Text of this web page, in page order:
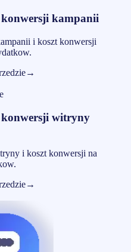
kampanii
i koszt konwersji
→
witryny
i koszt konwersji na
→